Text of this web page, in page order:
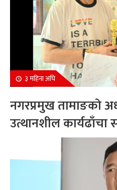
३ महिना अघि
नगरप्रमुख तामाङको
उत्थानशील कार्यढाँचा
अभिवृद्धि कार्यक्रम